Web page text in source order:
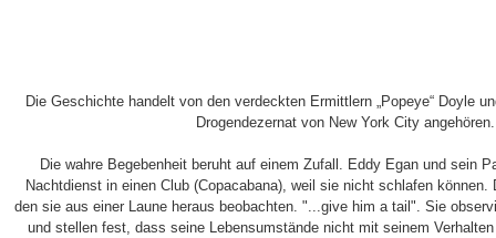
Die Geschichte handelt von den verdeckten Ermittlern „Popeye“ Doyle
Drogendezernat von New York City angehören.
Die wahre Begebenheit beruht auf einem Zufall. Eddy Egan und sein
Nachtdienst in einen Club (Copacabana), weil sie nicht schlafen können.
den sie aus einer Laune heraus beobachten. "...give him a tail". Sie
und stellen fest, dass seine Lebensumstände nicht mit seinem